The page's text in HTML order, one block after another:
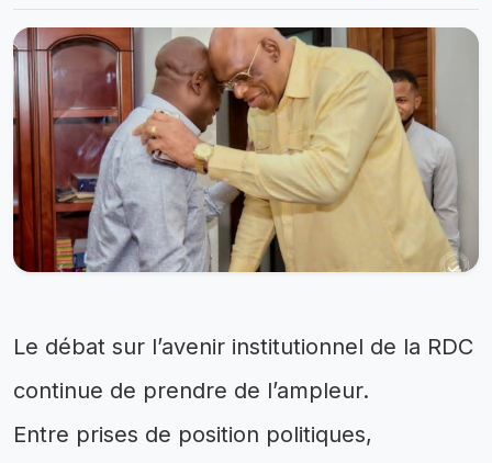
Le débat sur l’avenir institutionnel de la RDC
continue de prendre de l’ampleur.
Entre prises de position politiques,